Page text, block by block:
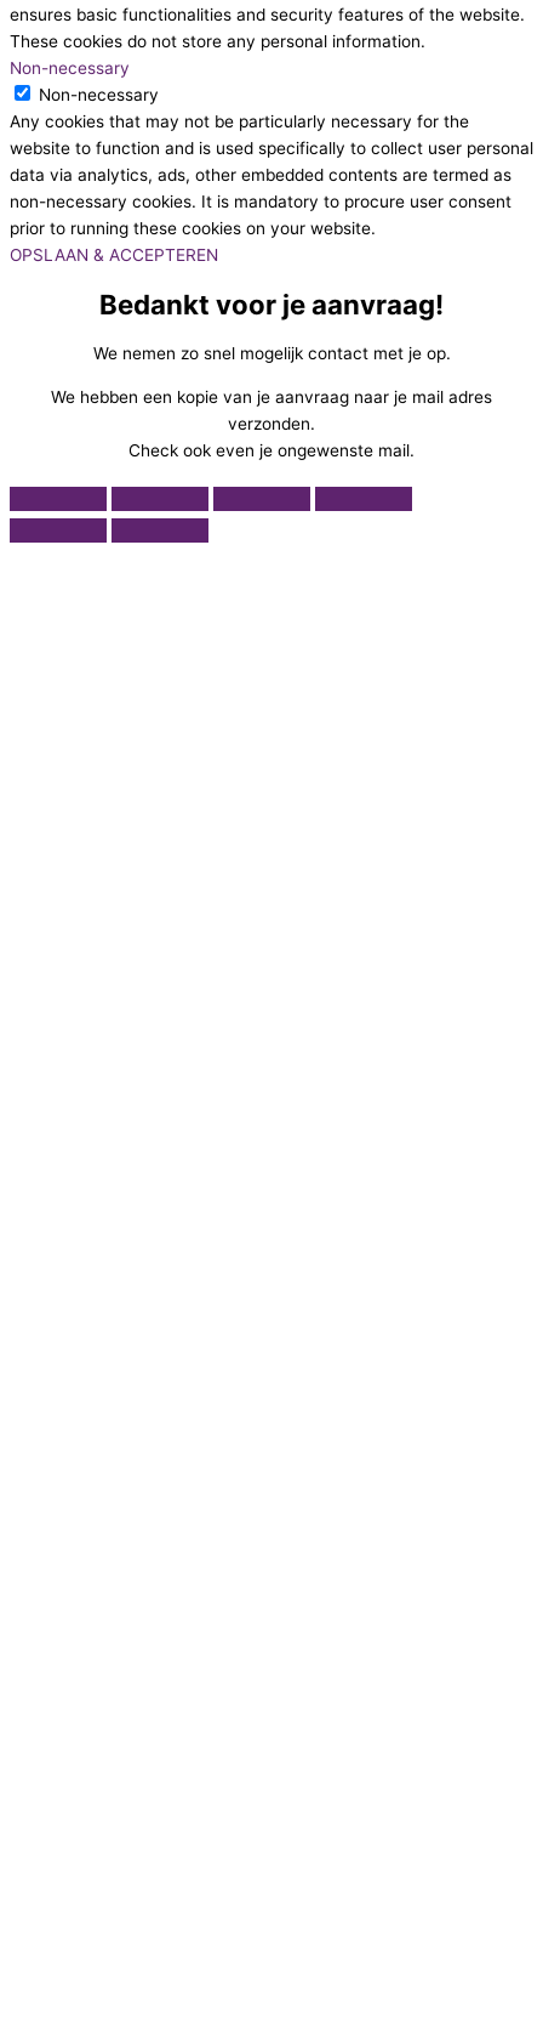
ensures basic functionalities and security features of the website.
These cookies do not store any personal information.
Non-necessary
Non-necessary
Any cookies that may not be particularly necessary for the
website to function and is used specifically to collect user personal
data via analytics, ads, other embedded contents are termed as
non-necessary cookies. It is mandatory to procure user consent
prior to running these cookies on your website.
OPSLAAN & ACCEPTEREN
Bedankt voor je aanvraag!
We nemen zo snel mogelijk contact met je op.
We hebben een kopie van je aanvraag naar je mail adres
verzonden.
Check ook even je ongewenste mail.